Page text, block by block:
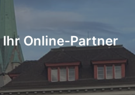
Ihr Online-Partner